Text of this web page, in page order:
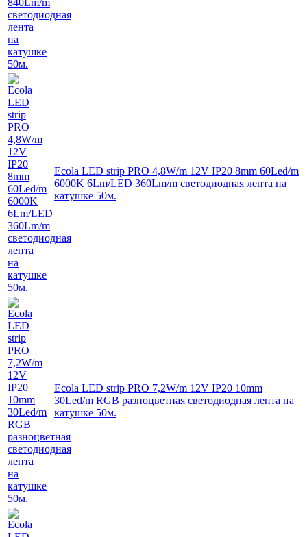
Ecola LED strip PRO 4,8W/m 12V IP20 8mm 60Led/m
6000K 6Lm/LED 360Lm/m светодиодная лента на
катушке 50м.
Ecola LED strip PRO 7,2W/m 12V IP20 10mm
30Led/m RGB разноцветная светодиодная лента на
катушке 50м.